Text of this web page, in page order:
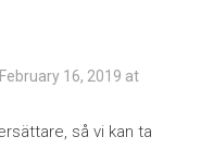
16, 2019 at
så vi kan ta